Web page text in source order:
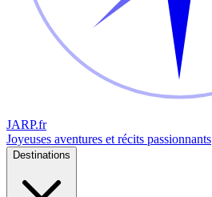
JARP.fr
Joyeuses aventures et récits passionnants
Destinations